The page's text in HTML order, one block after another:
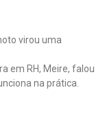
virou uma
em RH, Meire, falou
na prática.